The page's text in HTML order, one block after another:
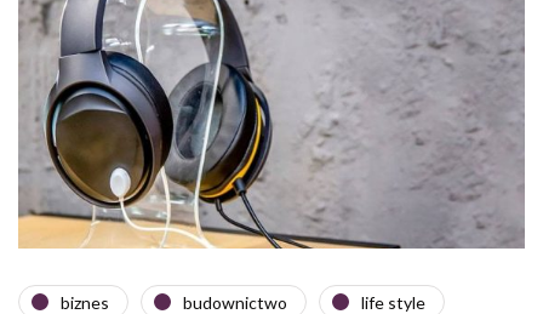
biznes budownictwo
life style